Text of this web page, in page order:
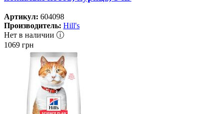
Артикул: 604098
Производитель: Hill's
Нет в наличии ⓘ
1069 грн